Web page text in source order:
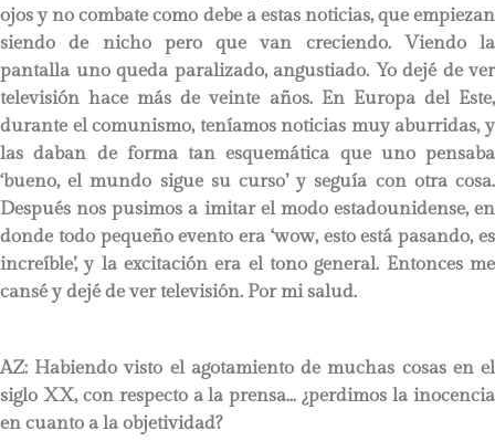
ojos y no combate como debe a estas noticias, que empiezan
siendo de nicho pero que van creciendo. Viendo la
pantalla uno queda paralizado, angustiado. Yo dejé de ver
televisión hace más de veinte años. En Europa del Este,
durante el comunismo, teníamos noticias muy aburridas, y
las daban de forma tan esquemática que uno pensaba
‘bueno, el mundo sigue su curso’ y seguía con otra cosa.
Después nos pusimos a imitar el modo estadounidense, en
donde todo pequeño evento era ‘wow, esto está pasando, es
increíble’, y la excitación era el tono general. Entonces me
cansé y dejé de ver televisión. Por mi salud.
AZ: Habiendo visto el agotamiento de muchas cosas en el
siglo XX, con respecto a la prensa… ¿perdimos la inocencia
en cuanto a la objetividad?